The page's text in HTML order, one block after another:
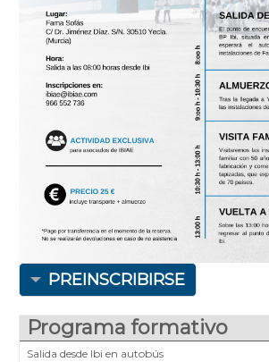
PREINSCRIBIRSE
Programa formativo
Salida desde Ibi en autobús